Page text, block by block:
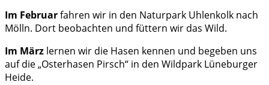
Im Februarfahren wir in den Naturpark Uhlenkolk nach
Mölln. Dort beobachten und füttern wir das Wild.
Im März lernen wir die Hasen kennen und begeben uns
auf die „Osterhasen Pirsch“ in den Wildpark Lüneburger
Heide.